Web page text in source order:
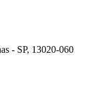
- SP, 13020-060